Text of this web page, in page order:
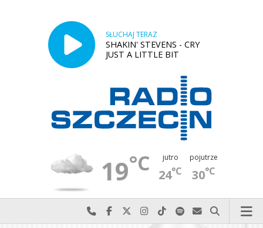
SŁUCHAJ TERAZ
SHAKIN' STEVENS - CRY
JUST A LITTLE BIT
19°C jutro
24°C
pojutrze
30°C
Najlepiej po prostu do nas zadzwoń
Odwiedź nas na Facebook-u
Odwiedź nas na X
Odwiedź nas na Instagram-ie
Odwiedź nas na TikTok-u
Szukaj nas na Spotify
Wyślij do nas
Szukaj